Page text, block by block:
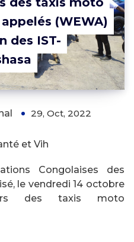
(WEWA)
des IST-
29, Oct, 2022
et Vih
Congolaises des
le vendredi 14 octobre
des taxis moto